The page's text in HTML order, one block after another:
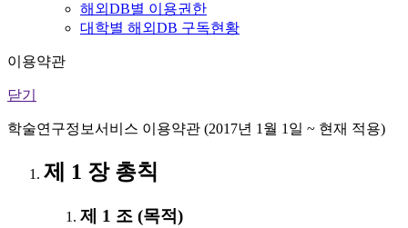
해외DB별 이용권한
대학별 해외DB 구독현황
이용약관
닫기
학술연구정보서비스 이용약관 (2017년 1월 1일 ~ 현재 적용)
제 1 장 총칙
제 1 조 (목적)